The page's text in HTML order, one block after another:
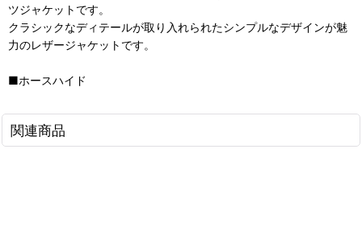
ツジャケットです。
クラシックなディテールが取り入れられたシンプルなデザインが魅
力のレザージャケットです。
■ホースハイド
関連商品